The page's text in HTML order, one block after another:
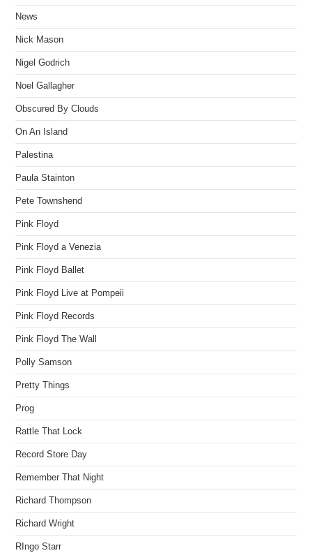
News
Nick Mason
Nigel Godrich
Noel Gallagher
Obscured By Clouds
On An Island
Palestina
Paula Stainton
Pete Townshend
Pink Floyd
Pink Floyd a Venezia
Pink Floyd Ballet
Pink Floyd Live at Pompeii
Pink Floyd Records
Pink Floyd The Wall
Polly Samson
Pretty Things
Prog
Rattle That Lock
Record Store Day
Remember That Night
Richard Thompson
Richard Wright
RIngo Starr